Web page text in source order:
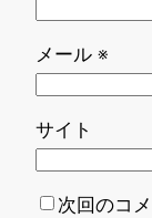
メール ※
サイト
次回のコ